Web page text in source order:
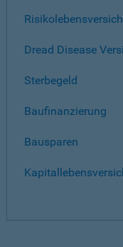
Dread Disease
Sterbegeld
Baufinanzierung
Bausparen